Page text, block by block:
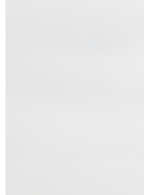
backgrounds to join Schuberg